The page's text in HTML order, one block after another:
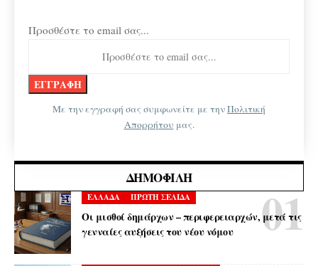
Προσθέστε το email σας...
Με την εγγραφή σας συμφωνείτε με τηνΠολιτική
Απορρήτου μας.
ΔΗΜΟΦΙΛΉ
ΕΛΛΑΔΑ ΠΡΩΤΗ ΣΕΛΙΔΑ
Οι μισθοί δημάρχων – περιφερειαρχών, μετά τις
γενναίες αυξήσεις του νέου νόμου